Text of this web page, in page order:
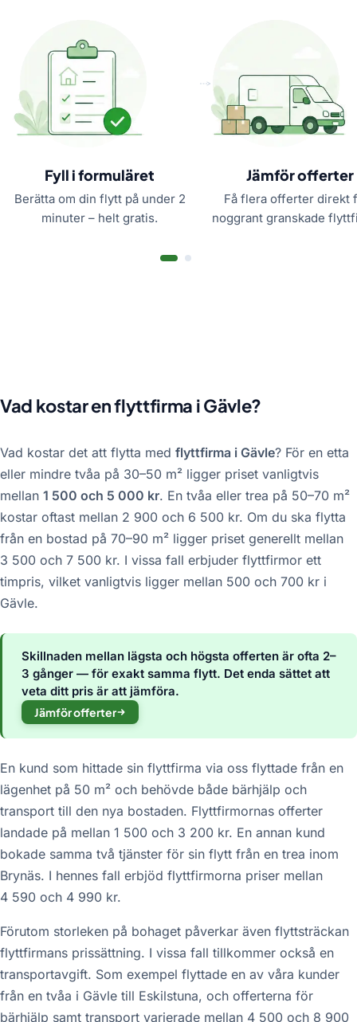
Fyll i formuläret
Berätta om din flytt på under 2
minuter – helt gratis.
Jämför offerter
Få flera offerter direkt
noggrant granskade
Vad kostar en flyttfirma i Gävle?
Vad kostar det att flytta med flyttfirma i Gävle? För en etta
eller mindre tvåa på 30–50 m² ligger priset vanligtvis
mellan 1 500 och 5 000 kr. En tvåa eller trea på 50–70 m²
kostar oftast mellan 2 900 och 6 500 kr. Om du ska flytta
från en bostad på 70–90 m² ligger priset generellt mellan
3 500 och 7 500 kr. I vissa fall erbjuder flyttfirmor ett
timpris, vilket vanligtvis ligger mellan 500 och 700 kr i
Gävle.
Skillnaden mellan lägsta och högsta offerten är ofta 2–
3 gånger — för exakt samma flytt. Det enda sättet att
veta ditt pris är att jämföra.
Jämför offerter
En kund som hittade sin flyttfirma via oss flyttade från en
lägenhet på 50 m² och behövde både bärhjälp och
transport till den nya bostaden. Flyttfirmornas offerter
landade på mellan 1 500 och 3 200 kr. En annan kund
bokade samma två tjänster för sin flytt från en trea inom
Brynäs. I hennes fall erbjöd flyttfirmorna priser mellan
4 590 och 4 990 kr.
Förutom storleken på bohaget påverkar även flyttsträckan
flyttfirmans prissättning. I vissa fall tillkommer också en
transportavgift. Som exempel flyttade en av våra kunder
från en tvåa i Gävle till Eskilstuna, och offerterna för
bärhjälp samt transport varierade mellan 4 500 och 8 900